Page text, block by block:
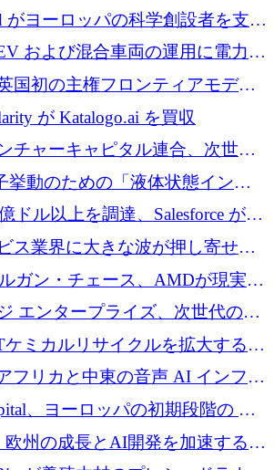
ーロッパのイノベーションの未
所
がヨーロッパの科学創設者を支援
万ドルを調達
および混合車両の運用に電力を
に 250 万ユーロを寄付
国初の主権フロンティアモデル
を確保が Katalogo.ai を買収
チャーキャピタル連合、次世代
プの成長に向けて機関投資家へ
を呼びかけ
挙動のための「液体状態インテ
を構築するために3,600万ドルを
ス状態から出現
ドル以上を調達、Salesforce が
買収、Built in Europe キャンペー
ス業界に大きな波が押し寄せて
州初のAIネイティブ銀行」のボ
ガン・チェース、AMDが現実世
ック・アプリケーションを探索
AIデータセンターを立ち
エンタープライズ、次世代のデ
創設者向けにロンドンの出発点
ケミカルリサイクルを拡大するた
Bで1,550万ユーロを調達
フリカと中東の音声 AI インフラ
を構築するために 300 万ドルを
、ヨーロッパの初期段階の AI
プ向けに 1 億 300 万ユーロのフ
上げる
欧州の成長とAI開発を加速するた
ーロを確保